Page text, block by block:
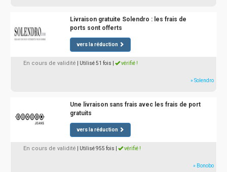
Livraison gratuite Solendro : les frais de
ports sont offerts
vers la réduction
En cours de validité | Utilisé 51 fois vérifié !
» Solendro
Une livraison sans frais avec les frais de port
gratuits
vers la réduction
En cours de validité | Utilisé 955 fois vérifié !
» Bonobo